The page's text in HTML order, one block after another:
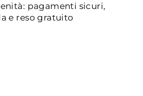
pagamenti sicuri,
e reso gratuito